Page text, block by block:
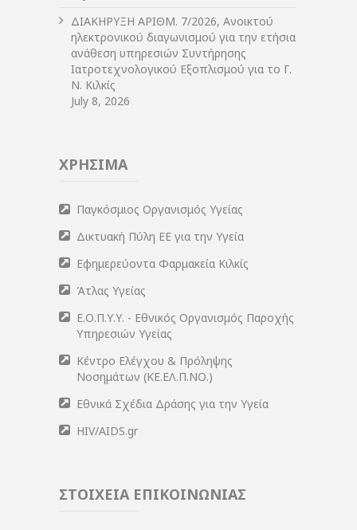
ΔIΑΚΗΡΥΞΗ ΑΡIΘΜ. 7/2026, Ανοικτού
ηλεκτρονικού διαγωνισμού για την ετήσια
ανάθεση υπηρεσιών Συντήρησης
Ιατροτεχνολογικού Εξοπλισμού για το Γ.
Ν. Κιλκίς
July 8, 2026
ΧΡΗΣΙΜΑ
Παγκόσμιος Οργανισμός Υγείας
Δικτυακή Πύλη ΕΕ για την Υγεία
Εφημερεύοντα Φαρμακεία Κιλκίς
Άτλας Υγείας
Ε.Ο.Π.Υ.Υ. - Εθνικός Οργανισμός Παροχής
Υπηρεσιών Υγείας
Κέντρο Ελέγχου & Πρόληψης
Νοσημάτων (ΚΕ.ΕΛ.Π.ΝΟ.)
Εθνικά Σχέδια Δράσης για την Υγεία
HIV/AIDS.gr
ΣΤΟΙΧΕΙΑ ΕΠΙΚΟΙΝΩΝΙΑΣ